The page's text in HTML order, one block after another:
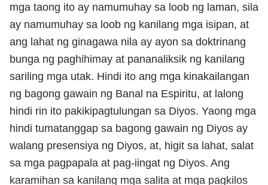
mga taong ito ay namumuhay sa loob ng laman, sila
ay namumuhay sa loob ng kanilang mga isipan, at
ang lahat ng ginagawa nila ay ayon sa doktrinang
bunga ng paghihimay at pananaliksik ng kanilang
sariling mga utak. Hindi ito ang mga kinakailangan
ng bagong gawain ng Banal na Espiritu, at lalong
hindi rin ito pakikipagtulungan sa Diyos. Yaong mga
hindi tumatanggap sa bagong gawain ng Diyos ay
walang presensiya ng Diyos, at, higit sa lahat, salat
sa mga pagpapala at pag-iingat ng Diyos. Ang
karamihan sa kanilang mga salita at mga pagkilos